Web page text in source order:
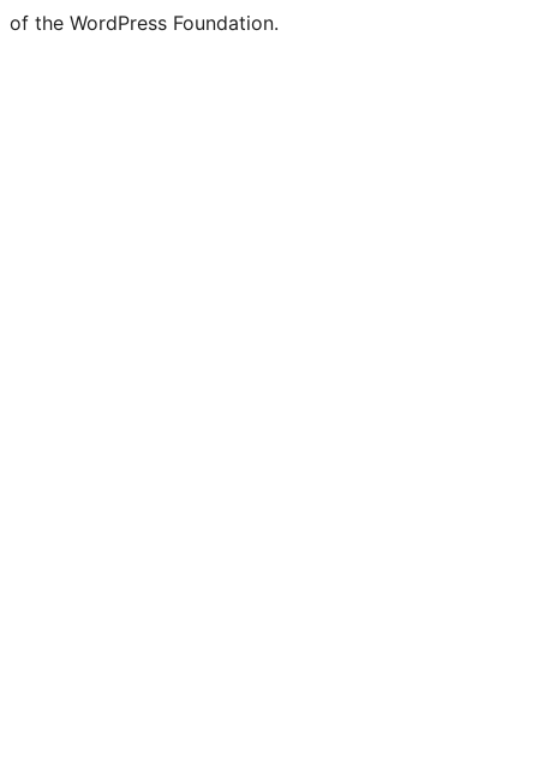
of the WordPress Foundation.